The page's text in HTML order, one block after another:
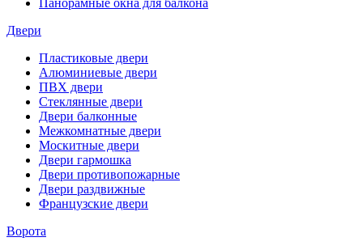
Двери
Пластиковые двери
Алюминиевые двери
ПВХ двери
Стеклянные двери
Двери балконные
Межкомнатные двери
Москитные двери
Двери гармошка
Двери противопожарные
Двери раздвижные
Французские двери
Ворота